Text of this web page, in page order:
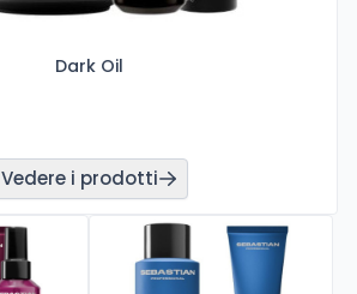
Dark Oil
Vedere i prodotti